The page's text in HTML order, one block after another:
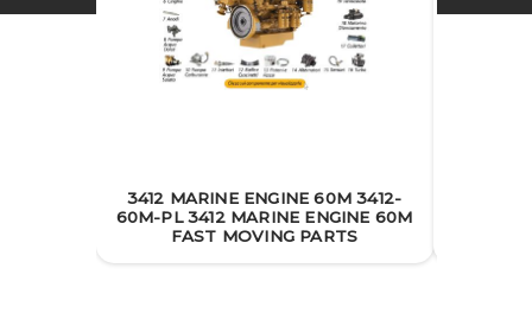
3412 MARINE ENGINE 60M 3412-
60M-PL 3412 MARINE ENGINE 60M
FAST MOVING PARTS